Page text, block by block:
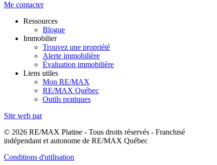
Me contacter
Ressources
Blogue
Immobilier
Trouvez une propriété
Alerte immobilière
Évaluation immobilière
Liens utiles
Mon RE/MAX
RE/MAX Québec
Outils pratiques
Site web par
© 2026 RE/MAX Platine - Tous droits réservés - Franchisé
indépendant et autonome de RE/MAX Québec
Conditions d'utilisation